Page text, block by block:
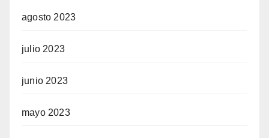
agosto 2023
julio 2023
junio 2023
mayo 2023